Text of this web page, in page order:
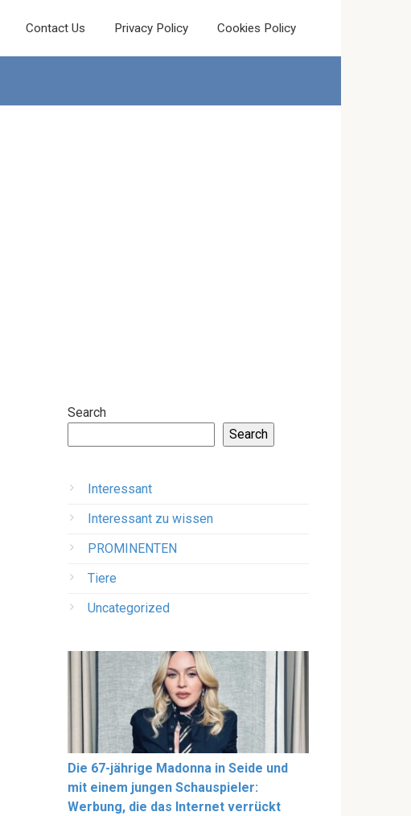
Contact Us Privacy Policy Cookies Policy
Search
Search
Interessant
Interessant zu wissen
PROMINENTEN
Tiere
Uncategorized
Die 67-jährige Madonna in Seide und
mit einem jungen Schauspieler:
Werbung, die das Internet verrückt